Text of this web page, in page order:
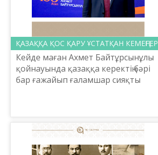
ҚАЗАҚҚА ҚОС ҚАРУ ҰСТАТҚАН КЕМЕҢГЕР
Кейде маған Ахмет Байтұрсынұлы
қойнауында қазаққа керектің бәрі
бар ғажайып ғаламшар сияқты